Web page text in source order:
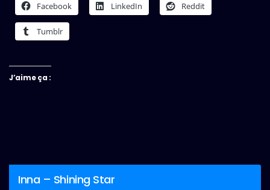
Facebook LinkedIn Reddit
Tumblr
J’aime ça :
Inna – Shining Star